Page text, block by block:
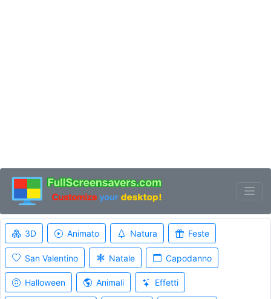
3D Animato Natura Feste
San Valentino Natale Capodanno
Halloween Animali Effetti